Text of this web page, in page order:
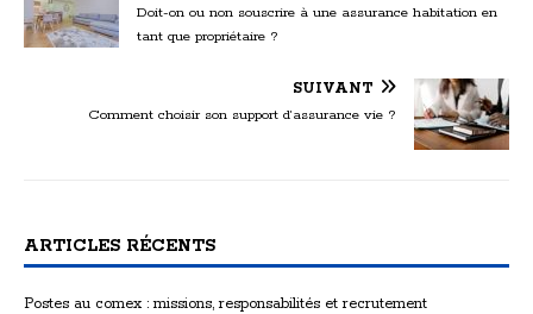
Doit-on ou non souscrire à une assurance habitation en
tant que propriétaire ?
SUIVANT
Comment choisir son support d’assurance vie ?
ARTICLES RÉCENTS
Postes au comex : missions, responsabilités et recrutement